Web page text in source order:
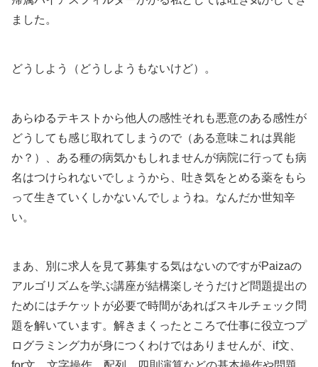
ました。
どうしよう（どうしようもないけど）。
あらゆるテキストから他人の感性それも悪意のある感性が
どうしても感じ取れてしまうので（ある意味これは異能
か？）、ある種の病気かもしれませんが病院に行っても病
名はつけられないでしょうから、吐き気をとめる薬をもら
って生きていくしかないんでしょうね。なんだか世知辛
い。
まあ、別に求人を見て募集する気はないのですがPaizaの
アルゴリズムを学ぶ講座が結構楽しそうだけど問題提出の
ためにはチケットが必要で時間があればスキルチェック問
題を解いています。解きまくったところで仕事に役立つプ
ログラミング力が身につくわけではありませんが、if文、